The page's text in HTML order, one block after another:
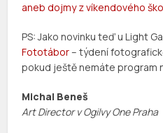
aneb dojmy z víkendového
PS: Jako novinku teď u Light
Fototábor– týdení
pokud ještě nemáte program
Michal Beneš
Art Director v Ogilvy One Praha